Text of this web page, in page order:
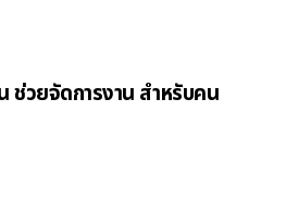
ช่วยจัดการงาน สำหรับคน